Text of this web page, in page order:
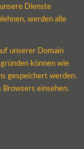
Dienste
werden alle
unserer Domain
können wie
gespeichert werden.
Browsers einsehen.